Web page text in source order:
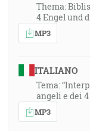
Thema:
4 Engel und
MP3
ITALIANO
Tema:
angeli e dei
MP3